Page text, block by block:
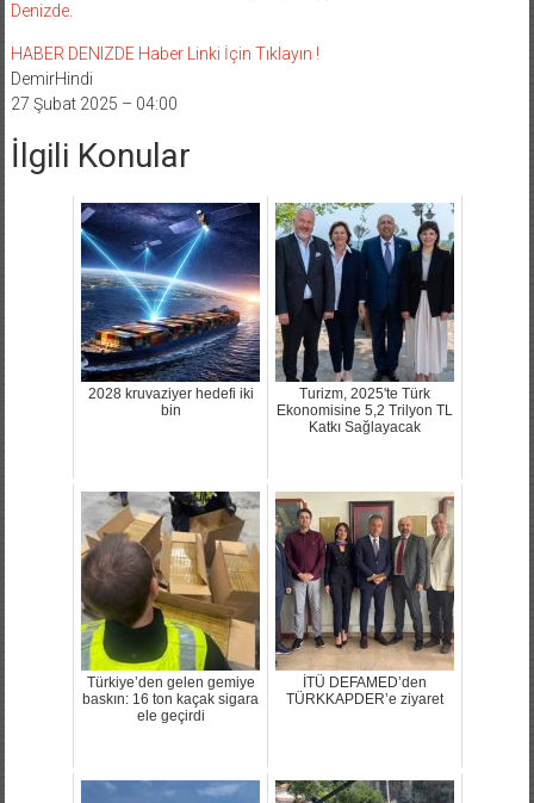
Denizde.
HABER DENIZDE Haber Linki İçin Tıklayın !
DemirHindi
27 Şubat 2025 – 04:00
İlgili Konular
2028 kruvaziyer hedefi iki
bin
Turizm, 2025'te Türk
Ekonomisine 5,2 Trilyon TL
Katkı Sağlayacak
Türkiye’den gelen gemiye
baskın: 16 ton kaçak sigara
ele geçirdi
İTÜ DEFAMED’den
TÜRKKAPDER’e ziyaret